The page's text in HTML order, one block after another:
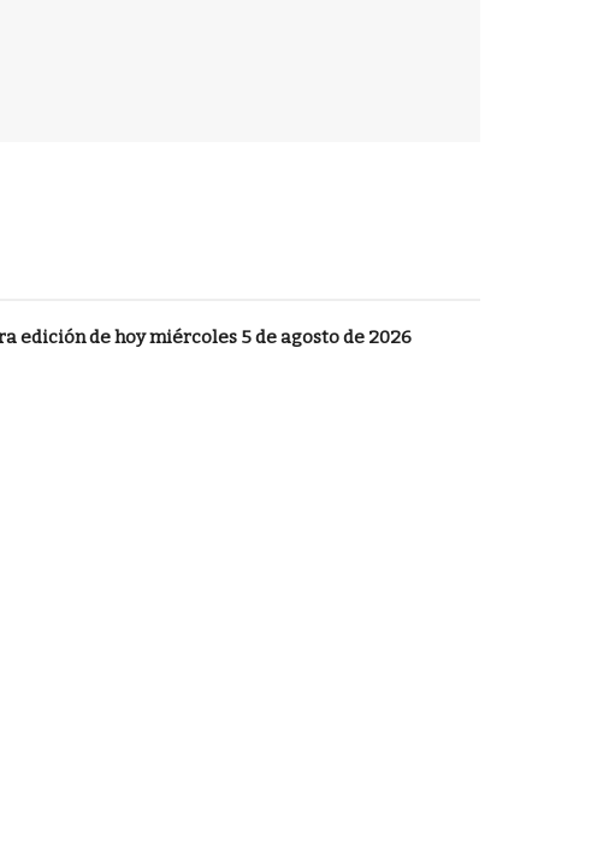
edición de hoy miércoles 5 de agosto de 2026